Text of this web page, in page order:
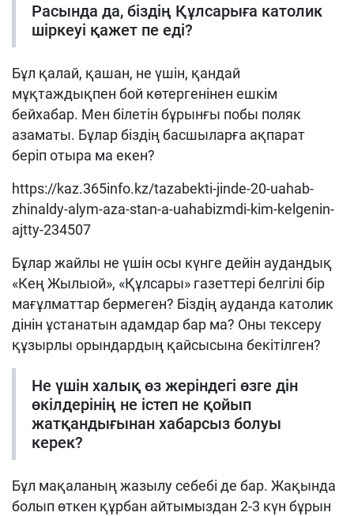
Расында да, біздің Құлсарыға католик
шіркеуі қажет пе еді?
Бұл қалай, қашан, не үшін, қандай
мұқтаждықпен бой көтергенінен ешкім
бейхабар. Мен білетін бұрынғы побы поляк
азаматы. Бұлар біздің басшыларға ақпарат
беріп отыра ма екен?
https://kaz.365info.kz/tazabekti-jinde-20-uahab-
zhinaldy-alym-aza-stan-a-uahabizmdi-kim-kelgenin-
ajtty-234507
Бұлар жайлы не үшін осы күнге дейін аудандық
«Кең Жылыой», «Құлсары» газеттері белгілі бір
мағұлматтар бермеген? Біздің ауданда католик
дінін ұстанатын адамдар бар ма? Оны тексеру
құзырлы орындардың қайсысына бекітілген?
Не үшін халық өз жеріндегі өзге дін
өкілдерінің не істеп не қойып
жатқандығынан хабарсыз болуы
керек?
Бұл мақаланың жазылу себебі де бар. Жақында
болып өткен құрбан айтымыздан 2-3 күн бұрын